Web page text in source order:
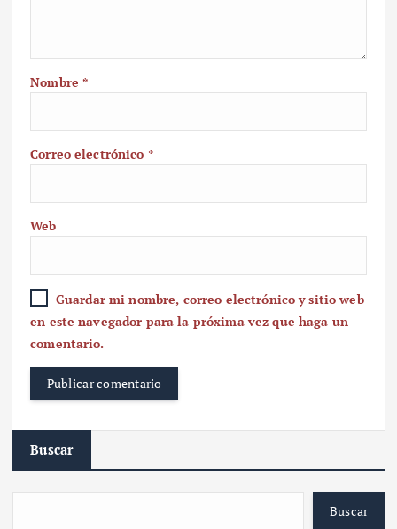
Nombre*
Correo electrónico *
Web
Guardar mi nombre, correo electrónico y sitio web
en este navegador para la próxima vez que haga un
comentario.
Buscar
Buscar